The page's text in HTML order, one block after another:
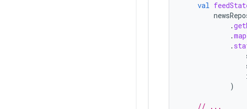
val
.
.
.
)
// ...